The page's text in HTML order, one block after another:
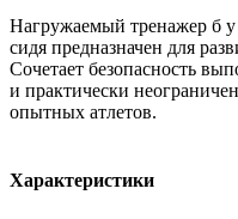
Нагружаемый тренажер б
сидя предназначен для
Сочетает безопасность
и практически
опытных атлетов.
Характеристики